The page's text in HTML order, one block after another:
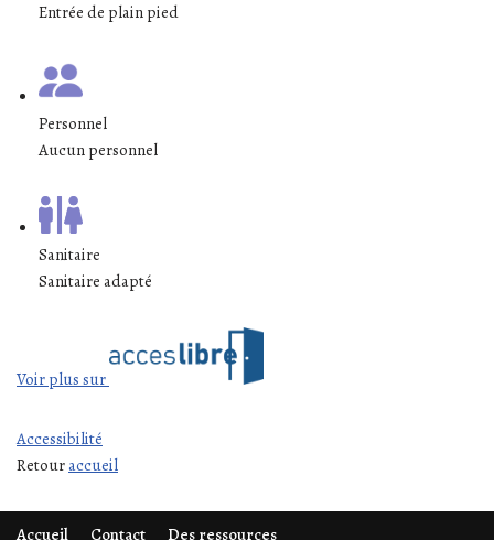
Entrée de plain pied
Personnel
Aucun personnel
Sanitaire
Sanitaire adapté
Voir plus sur
Accessibilité
Retouraccueil
Accueil Contact Des ressources